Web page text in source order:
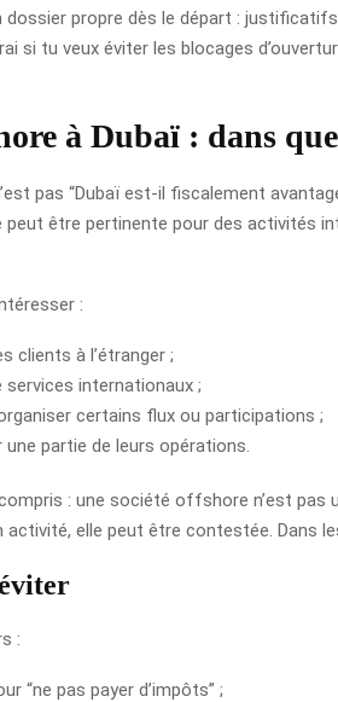
dossier propre dès le départ :
si tu veux éviter les blocages
à Dubaï : dans
pas “Dubaï est-il fiscalement
être pertinente pour des activités
:
clients à l’étranger ;
internationaux ;
certains flux ou participations ;
partie de leurs opérations.
: une société offshore n’est pas
elle peut être contestée. Dans
:
“ne pas payer d’impôts” ;